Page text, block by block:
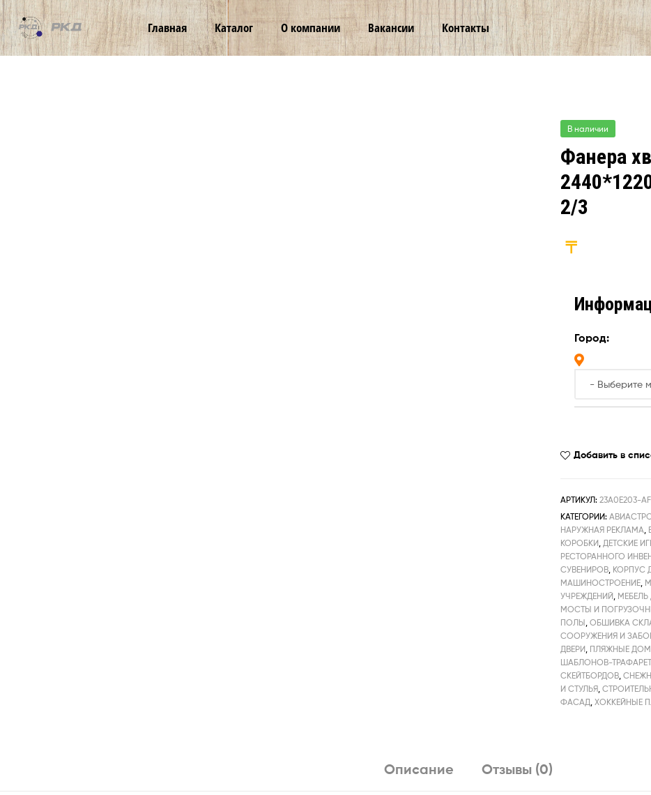
Главная Каталог О компании Вакансии Контакты
РКД
В наличии
Фанера
2/3
Город:
Добавить в
АРТИКУЛ:23A0E203-
КАТЕГОРИИ:
НАРУЖНАЯ РЕКЛАМА
КОРОБКИ ДЕТСКИЕ
РЕСТОРАННОГО
СУВЕНИРОВ КОРПУС
МАШИНОСТРОЕНИЕ
УЧРЕЖДЕНИЙ
МОСТЫ И
ПОЛЫ ,ОБШИВКА
СООРУЖЕНИЯ И
ДВЕРИ ПЛЯЖНЫЕ
ШАБЛОНОВ-
СКЕЙТБОРДОВ ,
И СТУЛЬЯ ,
ФАСАД ,ХОККЕЙНЫЕ
Описание Отзывы (0)